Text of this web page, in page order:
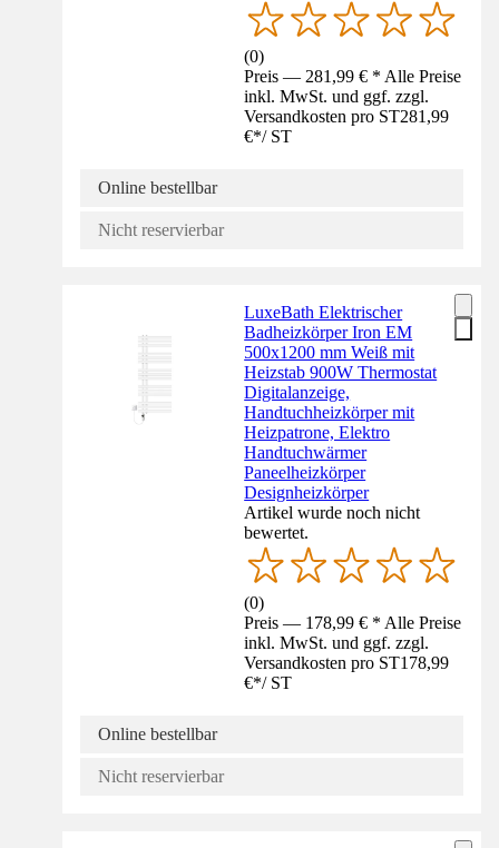
(0)
Preis — 281,99 € * Alle Preise
inkl. MwSt. und ggf. zzgl.
Versandkosten pro ST281,99
€*/ ST
Online bestellbar
Nicht reservierbar
LuxeBath Elektrischer
Badheizkörper Iron EM
500x1200 mm Weiß mit
Heizstab 900W Thermostat
Digitalanzeige,
Handtuchheizkörper mit
Heizpatrone, Elektro
Handtuchwärmer
Paneelheizkörper
Designheizkörper
Artikel wurde noch nicht
bewertet.
(0)
Preis — 178,99 € * Alle Preise
inkl. MwSt. und ggf. zzgl.
Versandkosten pro ST178,99
€*/ ST
Online bestellbar
Nicht reservierbar